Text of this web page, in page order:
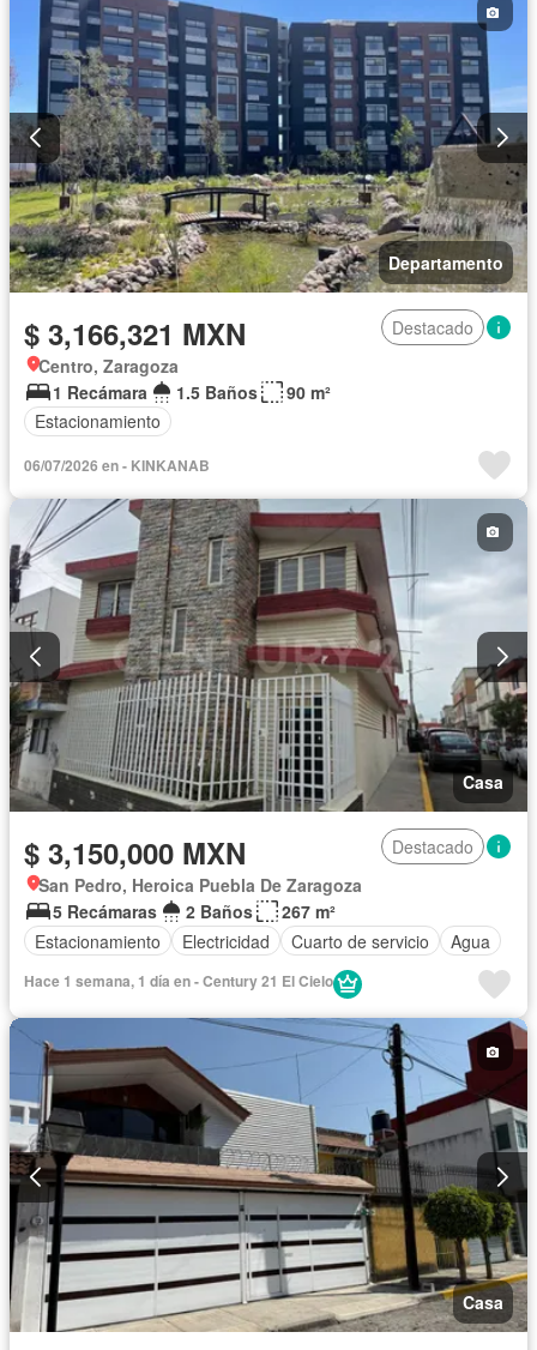
Departamento
$ 3,166,321 MXN
Destacado
Centro, Zaragoza
1 Recámara
1.5 Baños
90 m²
Estacionamiento
06/07/2026 en - KINKANAB
Casa
$ 3,150,000 MXN
Destacado
San Pedro, Heroica Puebla De Zaragoza
5 Recámaras
2 Baños
267 m²
Estacionamiento
Electricidad Cuarto de servicio Agua
Hace 1 semana, 1 día en - Century 21 El Cielo
Casa